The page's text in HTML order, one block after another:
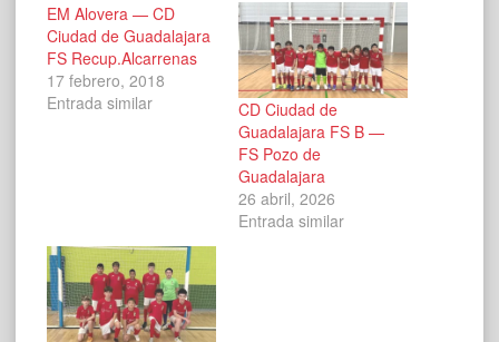
EM Alovera — CD
Ciudad de Guadalajara
FS Recup.Alcarrenas
17 febrero, 2018
Entrada similar
CD Ciudad de
Guadalajara FS B —
FS Pozo de
Guadalajara
26 abril, 2026
Entrada similar